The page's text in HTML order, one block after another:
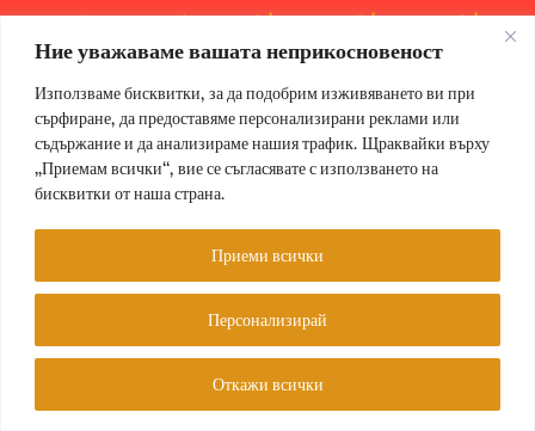
Ние уважаваме вашата неприкосновеност
Използваме бисквитки, за да подобрим изживяването ви при
сърфиране, да предоставяме персонализирани реклами или
съдържание и да анализираме нашия трафик. Щраквайки върху
„Приемам всички“, вие се съгласявате с използването на
бисквитки от наша страна.
Персонализирай
Откажи всички
Приеми всички
31 ℃ 33 ℃ 35 ℃ 36 ℃
© Copyright 2026, Всички права запазени Етрополе за хората |
Designed by ZWEBSolutions
Условия за ползване
Facebook